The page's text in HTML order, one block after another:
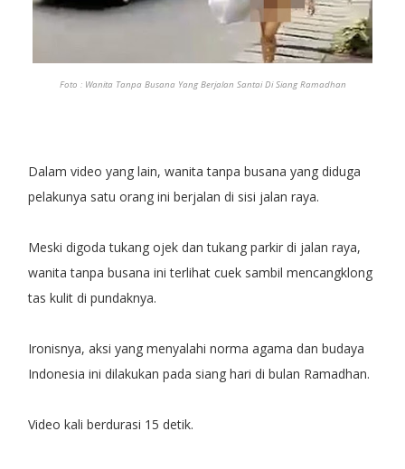
Foto : Wanita Tanpa Busana Yang Berjalan Santai Di Siang Ramadhan
Dalam video yang lain, wanita tanpa busana yang diduga
pelakunya satu orang ini berjalan di sisi jalan raya.
Meski digoda tukang ojek dan tukang parkir di jalan raya,
wanita tanpa busana ini terlihat cuek sambil mencangklong
tas kulit di pundaknya.
Ironisnya, aksi yang menyalahi norma agama dan budaya
Indonesia ini dilakukan pada siang hari di bulan Ramadhan.
Video kali berdurasi 15 detik.